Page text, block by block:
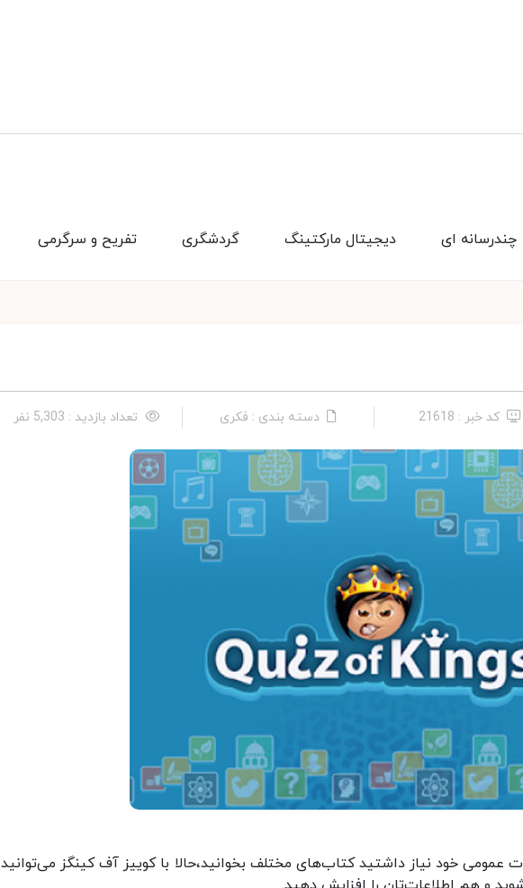
تفریح و سرگرمی گردشگری دیجیتال مارکتینگ چندرسانه ای
کد خبر : 21618 دسته بندی : فکری تعداد بازدید : 5,303 نفر
عمومی خود نیاز داشتید کتاب‌های مختلف بخوانید،حالا با کوییز آف کینگز می‌توانید